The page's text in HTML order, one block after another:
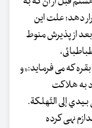
دهد؛ علت این
بعد از پذیرش منوط
65 و 74 ) بخشی ازآیه 195 سوره بقره که می فرماید:«و
به هلاکت
بـیدي إلی التّهلکة.
نهی کرده